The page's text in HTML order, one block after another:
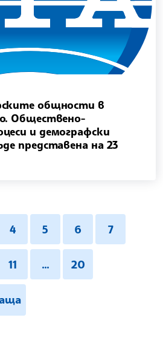
общности в
Обществено-
и демографски
представена на 23
4 5 6 7
11 ... 20